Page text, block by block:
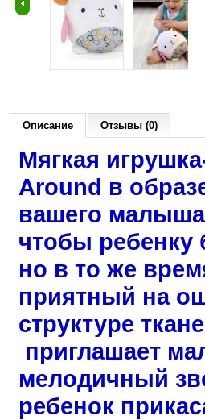
Описание Отзывы (0)
Мягкая
Around в
вашего
чтобы ребенку
но в то же
приятный на
структуре
приглашает
мелодичный
ребенок